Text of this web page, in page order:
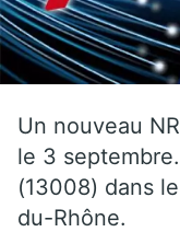
Un nouveau
le 3
(13008) dans
du-Rhône.